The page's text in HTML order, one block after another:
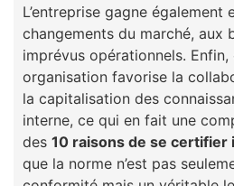
L’entreprise gagne
changements du marché, aux
imprévus opérationnels.
organisation favorise la
la capitalisation des
interne, ce qui en fait une
des 10 raisons de se certifier
que la norme n’est pas